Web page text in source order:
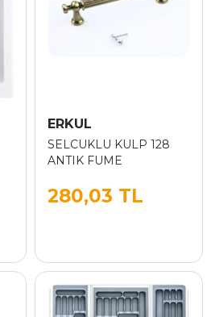
ERKUL
SELCUKLU KULP 128
ANTIK FUME
280,03 TL